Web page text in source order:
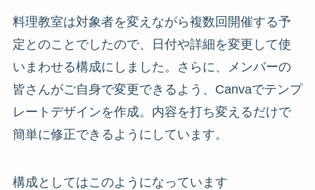
料理教室は対象者を変えながら複数回開催する予
定とのことでしたので、日付や詳細を変更して使
いまわせる構成にしました。さらに、メンバーの
皆さんがご自身で変更できるよう、Canvaでテンプ
レートデザインを作成。内容を打ち変えるだけで
簡単に修正できるようにしています。
構成としてはこのようになっています